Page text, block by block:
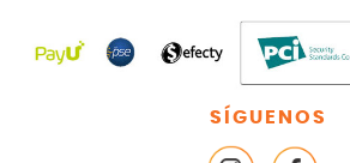
SÍGUENOS